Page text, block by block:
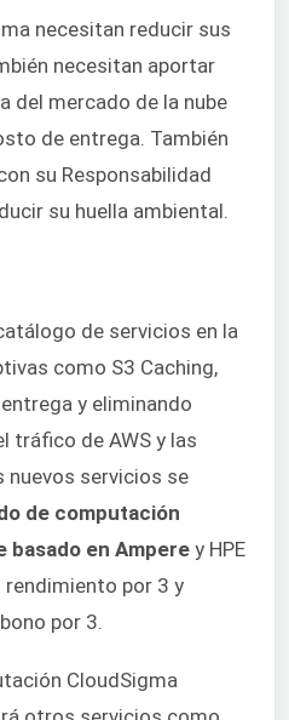
necesitan reducir sus
necesitan aportar
del mercado de la nube
de entrega. También
su Responsabilidad
su huella ambiental.
de servicios en la
como S3 Caching,
y eliminando
tráfico de AWS y las
nuevos servicios se
de computación
basado en Ampere y HPE
rendimiento por 3 y
por 3.
CloudSigma